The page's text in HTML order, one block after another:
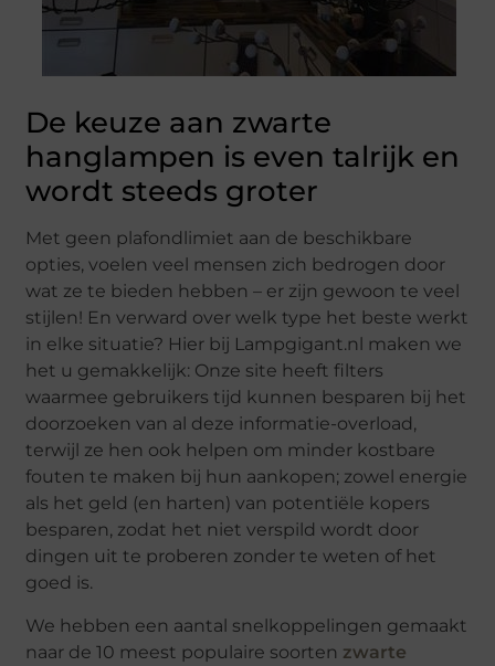
De keuze aan zwarte
hanglampen is even talrijk en
wordt steeds groter
Met geen plafondlimiet aan de beschikbare
opties, voelen veel mensen zich bedrogen door
wat ze te bieden hebben – er zijn gewoon te veel
stijlen! En verward over welk type het beste werkt
in elke situatie? Hier bij Lampgigant.nl maken we
het u gemakkelijk: Onze site heeft filters
waarmee gebruikers tijd kunnen besparen bij het
doorzoeken van al deze informatie-overload,
terwijl ze hen ook helpen om minder kostbare
fouten te maken bij hun aankopen; zowel energie
als het geld (en harten) van potentiële kopers
besparen, zodat het niet verspild wordt door
dingen uit te proberen zonder te weten of het
goed is.
We hebben een aantal snelkoppelingen gemaakt
naar de 10 meest populaire soorten zwarte